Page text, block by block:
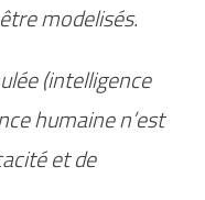
modelisés.
(intelligence
humaine n’est
et de